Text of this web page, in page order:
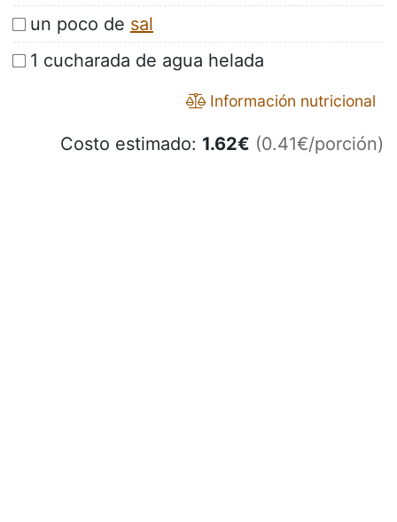
un poco de sal
1 cucharada de agua helada
Información nutricional
Costo estimado: 1.62€ (0.41€/porción)